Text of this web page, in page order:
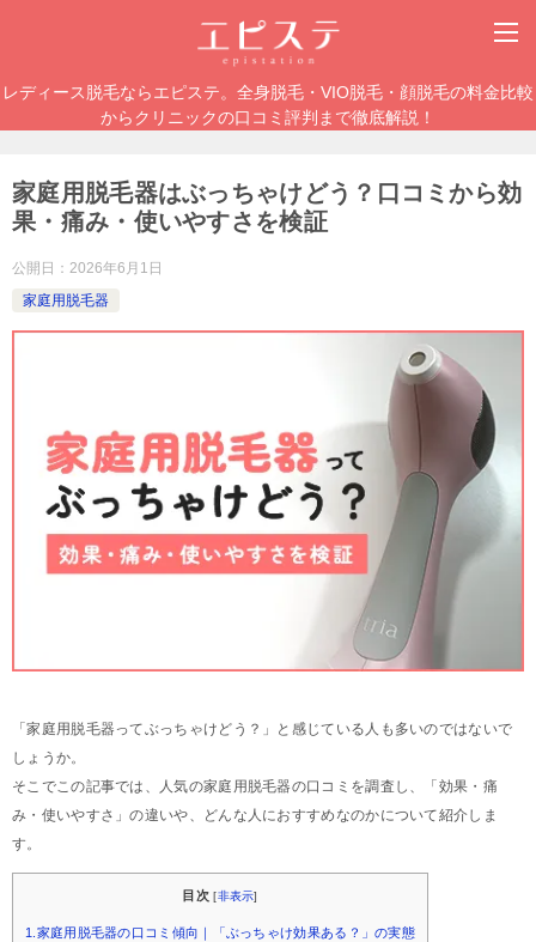
レディース脱毛ならエピステ。全身脱毛・VIO脱毛・顔脱毛の料金比較
からクリニックの口コミ評判まで徹底解説！
家庭用脱毛器はぶっちゃけどう？口コミから効
果・痛み・使いやすさを検証
公開日： 2026年6月1日
家庭用脱毛器
「家庭用脱毛器ってぶっちゃけどう？」と感じている人も多いのではないで
しょうか。
そこでこの記事では、人気の家庭用脱毛器の口コミを調査し、「効果・痛
み・使いやすさ」の違いや、どんな人におすすめなのかについて紹介しま
す。
目次 [非表示]
1.家庭用脱毛器の口コミ傾向｜「ぶっちゃけ効果ある？」の実態